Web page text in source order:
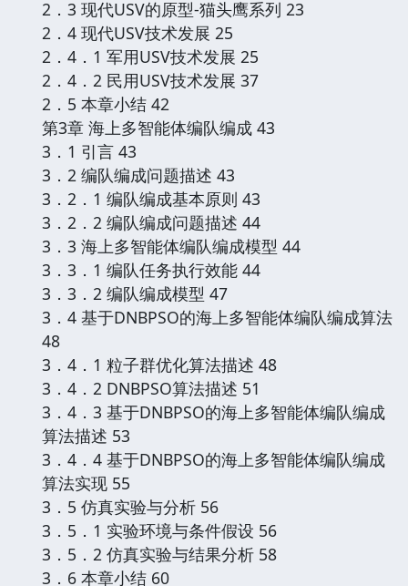
2．3 现代USV的原型-猫头鹰系列 23
2．4 现代USV技术发展 25
2．4．1 军用USV技术发展 25
2．4．2 民用USV技术发展 37
2．5 本章小结 42
第3章 海上多智能体编队编成 43
3．1 引言 43
3．2 编队编成问题描述 43
3．2．1 编队编成基本原则 43
3．2．2 编队编成问题描述 44
3．3 海上多智能体编队编成模型 44
3．3．1 编队任务执行效能 44
3．3．2 编队编成模型 47
3．4 基于DNBPSO的海上多智能体编队编成算法
48
3．4．1 粒子群优化算法描述 48
3．4．2 DNBPSO算法描述 51
3．4．3 基于DNBPSO的海上多智能体编队编成
算法描述 53
3．4．4 基于DNBPSO的海上多智能体编队编成
算法实现 55
3．5 仿真实验与分析 56
3．5．1 实验环境与条件假设 56
3．5．2 仿真实验与结果分析 58
3．6 本章小结 60